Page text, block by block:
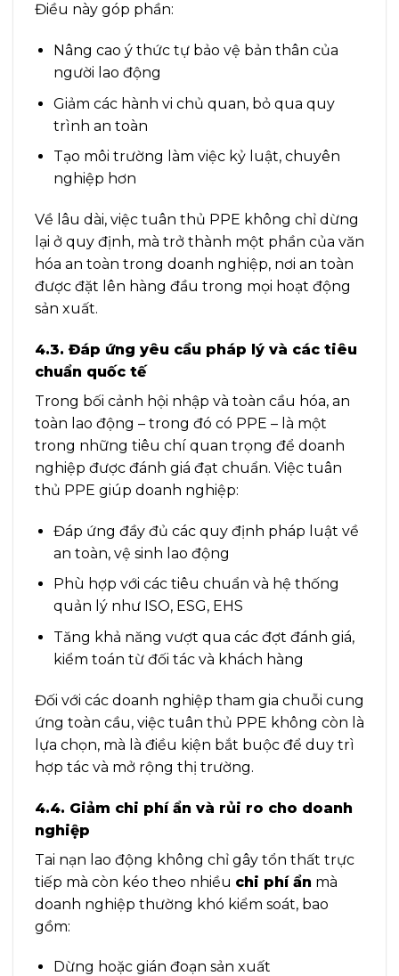
Điều này góp phần:
Nâng cao ý thức tự bảo vệ bản thân của
người lao động
Giảm các hành vi chủ quan, bỏ qua quy
trình an toàn
Tạo môi trường làm việc kỷ luật, chuyên
nghiệp hơn
Về lâu dài, việc tuân thủ PPE không chỉ dừng
lại ở quy định, mà trở thành một phần của văn
hóa an toàn trong doanh nghiệp, nơi an toàn
được đặt lên hàng đầu trong mọi hoạt động
sản xuất.
4.3. Đáp ứng yêu cầu pháp lý và các tiêu
chuẩn quốc tế
Trong bối cảnh hội nhập và toàn cầu hóa, an
toàn lao động – trong đó có PPE – là một
trong những tiêu chí quan trọng để doanh
nghiệp được đánh giá đạt chuẩn. Việc tuân
thủ PPE giúp doanh nghiệp:
Đáp ứng đầy đủ các quy định pháp luật về
an toàn, vệ sinh lao động
Phù hợp với các tiêu chuẩn và hệ thống
quản lý như ISO, ESG, EHS
Tăng khả năng vượt qua các đợt đánh giá,
kiểm toán từ đối tác và khách hàng
Đối với các doanh nghiệp tham gia chuỗi cung
ứng toàn cầu, việc tuân thủ PPE không còn là
lựa chọn, mà là điều kiện bắt buộc để duy trì
hợp tác và mở rộng thị trường.
4.4. Giảm chi phí ẩn và rủi ro cho doanh
nghiệp
Tai nạn lao động không chỉ gây tổn thất trực
tiếp mà còn kéo theo nhiều chi phí ẩn mà
doanh nghiệp thường khó kiểm soát, bao
gồm:
Dừng hoặc gián đoạn sản xuất